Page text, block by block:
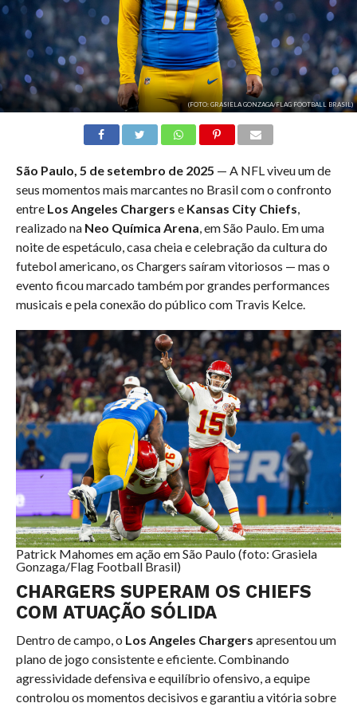
(FOTO: GRASIELA GONZAGA/FLAG FOOTBALL BRASIL)
São Paulo, 5 de setembro de 2025 — A NFL viveu um de
seus momentos mais marcantes no Brasil com o confronto
entre Los Angeles Chargers e Kansas City Chiefs,
realizado na Neo Química Arena, em São Paulo. Em uma
noite de espetáculo, casa cheia e celebração da cultura do
futebol americano, os Chargers saíram vitoriosos — mas o
evento ficou marcado também por grandes performances
musicais e pela conexão do público com Travis Kelce.
Patrick Mahomes em ação em São Paulo (foto: Grasiela
Gonzaga/Flag Football Brasil)
CHARGERS SUPERAM OS CHIEFS
COM ATUAÇÃO SÓLIDA
Dentro de campo, o Los Angeles Chargers apresentou um
plano de jogo consistente e eficiente. Combinando
agressividade defensiva e equilíbrio ofensivo, a equipe
controlou os momentos decisivos e garantiu a vitória sobre